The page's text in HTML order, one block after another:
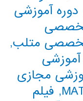
دوره آموزشی
متلب,
آموزشی
مجازی
, فیلم